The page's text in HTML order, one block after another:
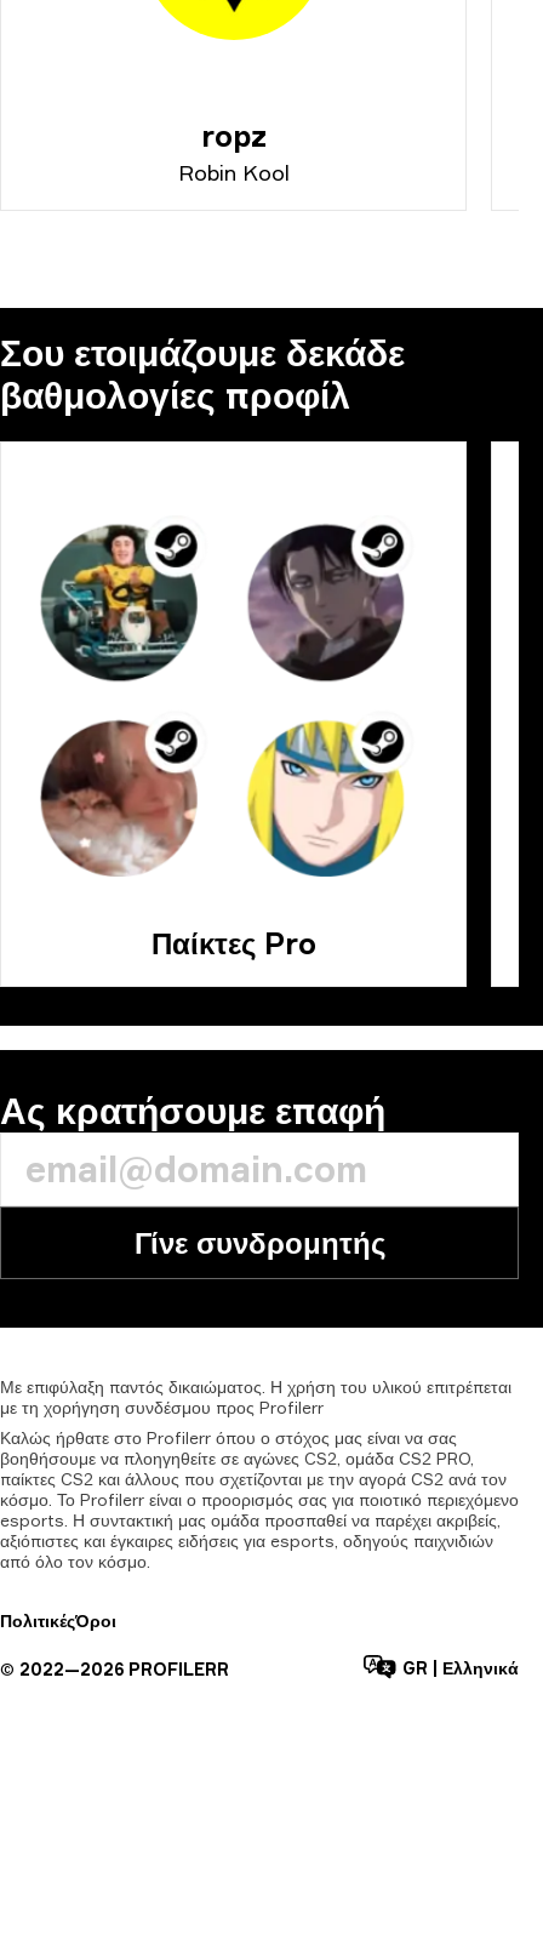
ropz
Robin Kool
Σου ετοιμάζουμε δεκάδε
βαθμολογίες προφίλ
Παίκτες Pro
Ας κρατήσουμε επαφή
Γίνε συνδρομητής
Με επιφύλαξη παντός δικαιώματος. Η χρήση του υλικού επιτρέπεται
με τη χορήγηση συνδέσμου προς Profilerr
Καλώς ήρθατε στο Profilerr όπου ο στόχος μας είναι να σας
βοηθήσουμε να πλοηγηθείτε σε αγώνες CS2, ομάδα CS2 PRO,
παίκτες CS2 και άλλους που σχετίζονται με την αγορά CS2 ανά τον
κόσμο. Το Profilerr είναι ο προορισμός σας για ποιοτικό περιεχόμενο
esports. Η συντακτική μας ομάδα προσπαθεί να παρέχει ακριβείς,
αξιόπιστες και έγκαιρες ειδήσεις για esports, οδηγούς παιχνιδιών
από όλο τον κόσμο.
ΠολιτικέςΌροι
© 2022—2026 PROFILERR GR Ελληνικά